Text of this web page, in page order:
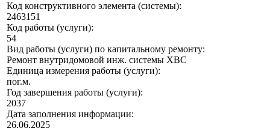
Код конструктивного элемента (системы):
2463151
Код работы (услуги):
54
Вид работы (услуги) по капитальному ремонту:
Ремонт внутридомовой инж. системы ХВС
Единица измерения работы (услуги):
пог.м.
Год завершения работы (услуги):
2037
Дата заполнения информации:
26.06.2025